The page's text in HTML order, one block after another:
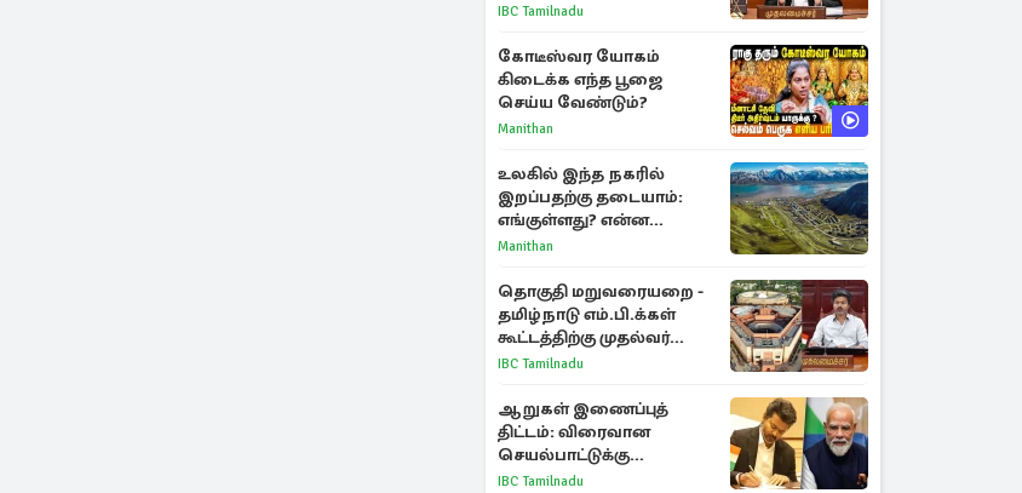
ஆலோசனை
IBC Tamilnadu
கோடீஸ்வர யோகம்
கிடைக்க எந்த பூஜை
செய்ய வேண்டும்?
Manithan
உலகில் இந்த நகரில்
இறப்பதற்கு தடையாம்:
எங்குள்ளது? என்ன
காரணம் தெரியுமா?
Manithan
தொகுதி மறுவரையறை -
தமிழ்நாடு எம்.பி.க்கள்
கூட்டத்திற்கு முதல்வர்
விஜய் அழைப்பு
IBC Tamilnadu
ஆறுகள் இணைப்புத்
திட்டம்: விரைவான
செயல்பாட்டுக்கு
பிரதமருக்கு முதலமைச்சர்
IBC Tamilnadu